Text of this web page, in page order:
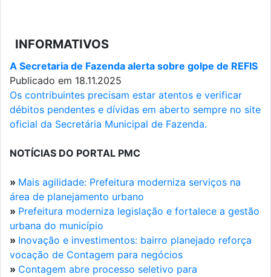
INFORMATIVOS
A Secretaria de Fazenda alerta sobre golpe de REFIS
Publicado em 18.11.2025
Os contribuintes precisam estar atentos e verificar
débitos pendentes e dívidas em aberto sempre no site
oficial da Secretária Municipal de Fazenda.
NOTÍCIAS DO PORTAL PMC
» Mais agilidade: Prefeitura moderniza serviços na
área de planejamento urbano
» Prefeitura moderniza legislação e fortalece a gestão
urbana do município
» Inovação e investimentos: bairro planejado reforça
vocação de Contagem para negócios
» Contagem abre processo seletivo para